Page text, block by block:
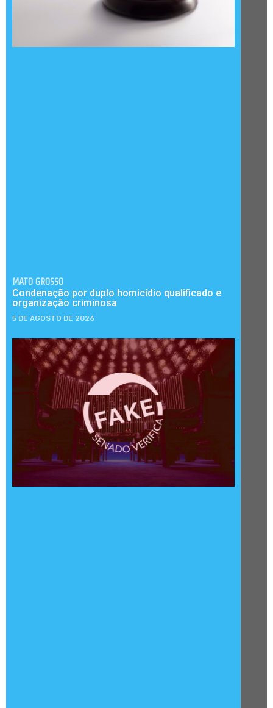
MATO GROSSO
Condenação por duplo homicídio qualificado e
organização criminosa
5 DE AGOSTO DE 2026